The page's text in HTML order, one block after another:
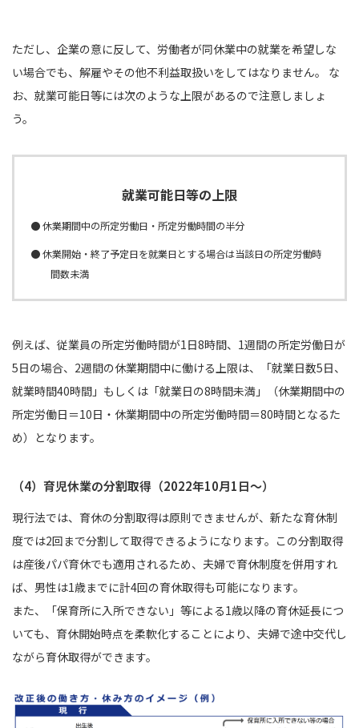
ただし、企業の意に反して、労働者が同休業中の就業を希望しな
い場合でも、解雇やその他不利益取扱いをしてはなりません。 な
お、就業可能日等には次のような上限があるので注意しましょ
う。
就業可能日等の上限
● 休業期間中の所定労働日・所定労働時間の半分
● 休業開始・終了予定日を就業日とする場合は当該日の所定労働時
間数未満
例えば、従業員の所定労働時間が1日8時間、1週間の所定労働日が
5日の場合、2週間の休業期間中に働ける上限は、「就業日数5日、
就業時間40時間」もしくは「就業日の8時間未満」（休業期間中の
所定労働日＝10日・休業期間中の所定労働時間＝80時間となるた
め）となります。
（4）育児休業の分割取得（2022年10月1日〜）
現行法では、育休の分割取得は原則できませんが、新たな育休制
度では2回まで分割して取得できるようになります。この分割取得
は産後パパ育休でも適用されるため、夫婦で育休制度を併用すれ
ば、男性は1歳までに計4回の育休取得も可能になります。
また、「保育所に入所できない」等による1歳以降の育休延長につ
いても、育休開始時点を柔軟化することにより、夫婦で途中交代し
ながら育休取得ができます。